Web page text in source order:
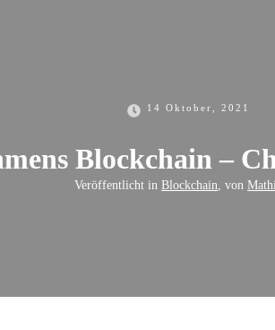
14 Oktober, 2021
Blockchain –
Veröffentlicht in Blockchain , von